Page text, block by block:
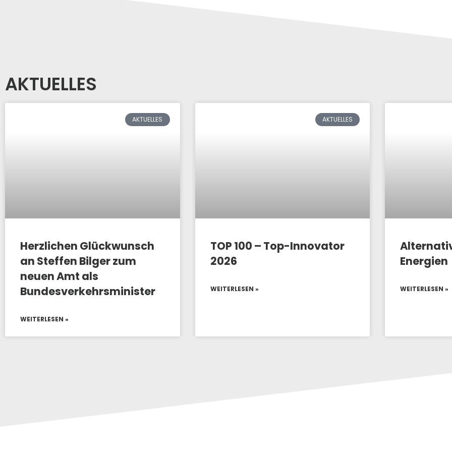
AKTUELLES
AKTUELLES
Herzlichen Glückwunsch
an Steffen Bilger zum
neuen Amt als
Bundesverkehrsminister
WEITERLESEN »
AKTUELLES
TOP 100 – Top-Innovator
2026
WEITERLESEN »
Energien
WEITERLESEN »